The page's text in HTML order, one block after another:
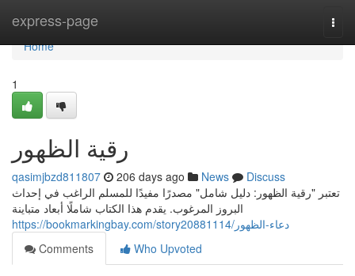
express-page
Home
Home
1
رقية الظهور
qasimjbzd811807 206 days ago News
Discuss
تعتبر "رقية الظهور: دليل شامل" مصدرًا مفيدًا للمسلم الراغب في إحداث
البروز المرغوب. يقدم هذا الكتاب شاملًا أبعاد متباينة
https://bookmarkingbay.com/story20881114/دعاء-الظهور
Comments
Who Upvoted